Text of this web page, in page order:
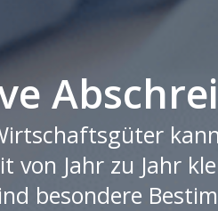
von Jahr zu Jahr
besondere